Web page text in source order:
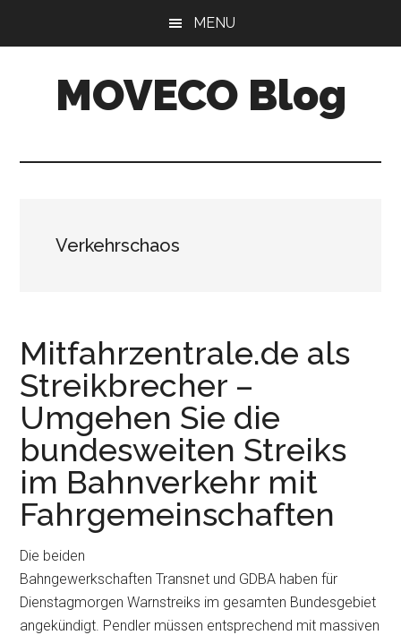
MENU
MOVECO Blog
Verkehrschaos
Mitfahrzentrale.de als
Streikbrecher –
Umgehen Sie die
bundesweiten Streiks
im Bahnverkehr mit
Fahrgemeinschaften
Die beiden
Bahngewerkschaften Transnet und GDBA haben für
Dienstagmorgen Warnstreiks im gesamten Bundesgebiet
angekündigt. Pendler müssen entsprechend mit massiven